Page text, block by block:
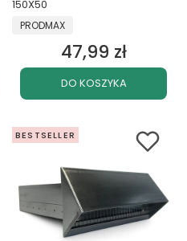
150X50
PRODUCENT
PRODMAX
Cena
47,99 zł
DO KOSZYKA
BESTSELLER